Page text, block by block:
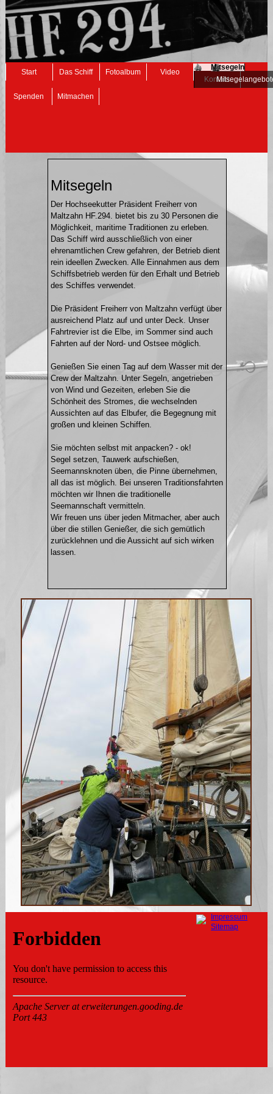
Navigation
überspringen
Start Das Schiff Fotoalbum Video
Mitsegeln
Kontakt
Spenden
Mitmachen
Mitsegeln
Der Hochseekutter Präsident Freiherr von
Maltzahn HF.294. bietet bis zu 30 Personen die
Möglichkeit, maritime Traditionen zu erleben.
Das Schiff wird ausschließlich von einer
ehrenamtlichen Crew gefahren, der Betrieb dient
rein ideellen Zwecken. Alle Einnahmen aus dem
Schiffsbetrieb werden für den Erhalt und Betrieb
des Schiffes verwendet.
Die Präsident Freiherr von Maltzahn verfügt über
ausreichend Platz auf und unter Deck. Unser
Fahrtrevier ist die Elbe, im Sommer sind auch
Fahrten auf der Nord- und Ostsee möglich.
Genießen Sie einen Tag auf dem Wasser mit der
Crew der Maltzahn. Unter Segeln, angetrieben
von Wind und Gezeiten, erleben Sie die
Schönheit des Stromes, die wechselnden
Aussichten auf das Elbufer, die Begegnung mit
großen und kleinen Schiffen.
Sie möchten selbst mit anpacken? - ok!
Segel setzen, Tauwerk aufschießen,
Seemannsknoten üben, die Pinne übernehmen,
all das ist möglich. Bei unseren Traditionsfahrten
möchten wir Ihnen die traditionelle
Seemannschaft vermitteln.
Wir freuen uns über jeden Mitmacher, aber auch
über die stillen Genießer, die sich gemütlich
zurücklehnen und die Aussicht auf sich wirken
lassen.
Navigation
überspringen
Impressum
Sitemap